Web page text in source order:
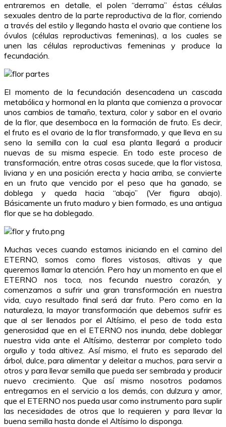
entraremos en detalle, el polen “derrama” éstas células
sexuales dentro de la parte reproductiva de la flor, corriendo
a través del estilo y llegando hasta el ovario que contiene los
óvulos (células reproductivas femeninas), a los cuales se
unen las células reproductivas femeninas y produce la
fecundación.
El momento de la fecundación desencadena un cascada
metabólica y hormonal en la planta que comienza a provocar
unos cambios de tamaño, textura, color y sabor en el ovario
de la flor, que desemboca en la formación de fruto. Es decir,
el fruto es el ovario de la flor transformado, y que lleva en su
seno la semilla con la cual esa planta llegará a producir
nuevas de su misma especie. En todo este proceso de
transformación, entre otras cosas sucede, que la flor vistosa,
liviana y en una posición erecta y hacia arriba, se convierte
en un fruto que vencido por el peso que ha ganado, se
doblega y queda hacia “abajo” (Ver figura abajo).
Básicamente un fruto maduro y bien formado, es una antigua
flor que se ha doblegado.
Muchas veces cuando estamos iniciando en el camino del
ETERNO, somos como flores vistosas, altivas y que
queremos llamar la atención. Pero hay un momento en que el
ETERNO nos toca, nos fecunda nuestro corazón, y
comenzamos a sufrir una gran transformación en nuestra
vida, cuyo resultado final será dar fruto. Pero como en la
naturaleza, la mayor transformación que debemos sufrir es
que al ser llenados por el Altísimo, el peso de toda esta
generosidad que en el ETERNO nos inunda, debe doblegar
nuestra vida ante el Altísimo, desterrar por completo todo
orgullo y toda altivez. Así mismo, el fruto es separado del
árbol, dulce, para alimentar y deleitar a muchos, para servir a
otros y para llevar semilla que pueda ser sembrada y producir
nuevo crecimiento. Que así mismo nosotros podamos
entregarnos en el servicio a los demás, con dulzura y amor,
que el ETERNO nos pueda usar como instrumento para suplir
las necesidades de otros que lo requieren y para llevar la
buena semilla hasta donde el Altísimo lo disponga.